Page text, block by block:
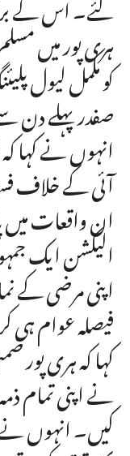
ہری پور میں
کو مکمل لیول
صفدر پہلے دن
انہوں نے کہا
آئی کے خلاف
ان واقعات میں
الیکشن ایک
اپنی مرضی کے
فیصلہ عوام
کہا کہ ہری پور
نے اپنی تمام
کیں۔ انہوں نے